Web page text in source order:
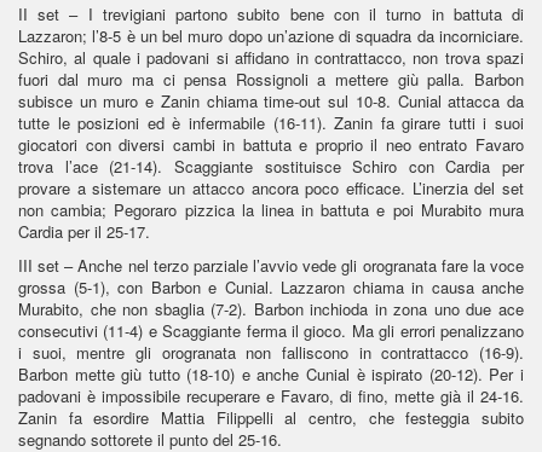
II set – I trevigiani partono subito bene con il turno in battuta di
Lazzaron; l’8-5 è un bel muro dopo un’azione di squadra da incorniciare.
Schiro, al quale i padovani si affidano in contrattacco, non trova spazi
fuori dal muro ma ci pensa Rossignoli a mettere giù palla. Barbon
subisce un muro e Zanin chiama time-out sul 10-8. Cunial attacca da
tutte le posizioni ed è infermabile (16-11). Zanin fa girare tutti i suoi
giocatori con diversi cambi in battuta e proprio il neo entrato Favaro
trova l’ace (21-14). Scaggiante sostituisce Schiro con Cardia per
provare a sistemare un attacco ancora poco efficace. L’inerzia del set
non cambia; Pegoraro pizzica la linea in battuta e poi Murabito mura
Cardia per il 25-17.
III set – Anche nel terzo parziale l’avvio vede gli orogranata fare la voce
grossa (5-1), con Barbon e Cunial. Lazzaron chiama in causa anche
Murabito, che non sbaglia (7-2). Barbon inchioda in zona uno due ace
consecutivi (11-4) e Scaggiante ferma il gioco. Ma gli errori penalizzano
i suoi, mentre gli orogranata non falliscono in contrattacco (16-9).
Barbon mette giù tutto (18-10) e anche Cunial è ispirato (20-12). Per i
padovani è impossibile recuperare e Favaro, di fino, mette già il 24-16.
Zanin fa esordire Mattia Filippelli al centro, che festeggia subito
segnando sottorete il punto del 25-16.